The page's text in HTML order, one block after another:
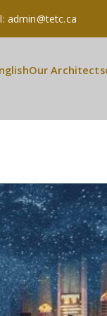
admin@tetc.ca
Our Architects